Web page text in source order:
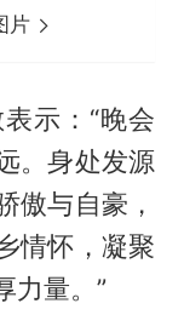
片
示：“晚会
。身处发源
傲与自豪，
情怀，凝聚
力量。”